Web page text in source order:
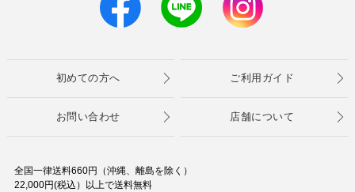
初めての方へ ご利用ガイド
お問い合わせ 店舗について
全国一律送料660円（沖縄、離島を除く）
22,000円(税込）以上で送料無料